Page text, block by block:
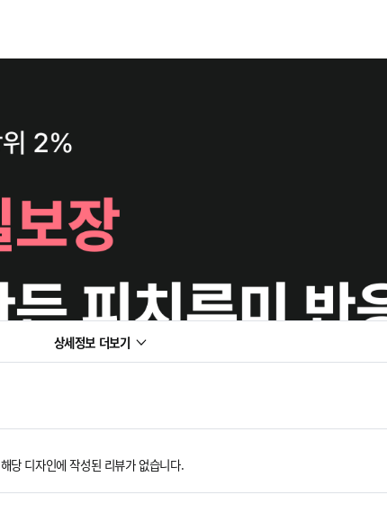
상세정보 더보기
해당 디자인에 작성된 리뷰가 없습니다.